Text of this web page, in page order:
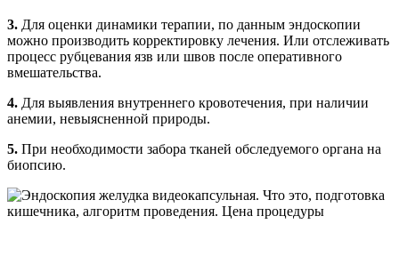
3. Для оценки динамики терапии, по данным эндоскопии
можно производить корректировку лечения. Или отслеживать
процесс рубцевания язв или швов после оперативного
вмешательства.
4. Для выявления внутреннего кровотечения, при наличии
анемии, невыясненной природы.
5. При необходимости забора тканей обследуемого органа на
биопсию.